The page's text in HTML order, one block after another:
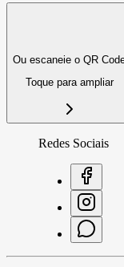
Ou escaneie o QR
Toque para ampliar
Redes Sociais